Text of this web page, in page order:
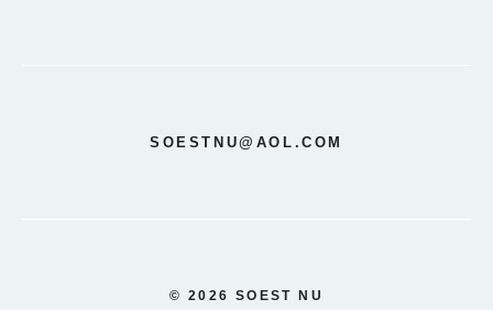
SOESTNU@AOL.COM
© 2026 SOEST NU